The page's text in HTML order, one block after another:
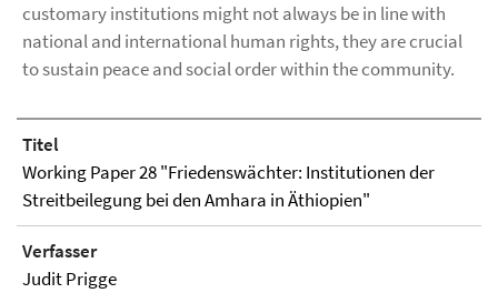
customary institutions might not always be in line with
national and international human rights, they are crucial
to sustain peace and social order within the community.
Titel
Working Paper 28 "Friedenswächter: Institutionen der
Streitbeilegung bei den Amhara in Äthiopien"
Verfasser
Judit Prigge